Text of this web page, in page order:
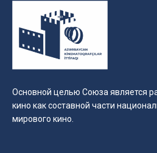
Основной целью Союза является
кино как составной части
мирового кино.